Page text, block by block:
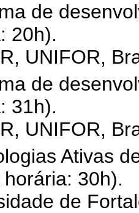
de
20h).
UNIFOR,
de
31h).
UNIFOR,
Ativas
30h).
de